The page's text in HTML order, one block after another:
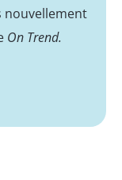
nouvellement
On Trend.